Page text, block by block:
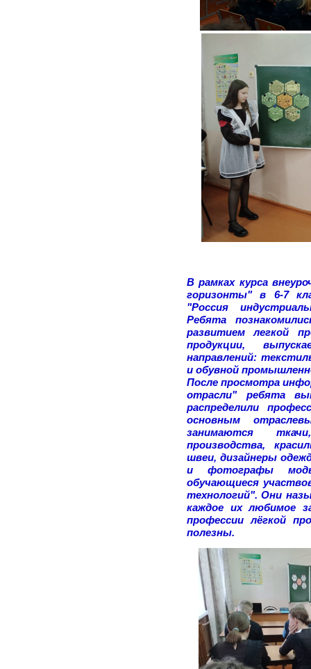
В рамках курса
горизонты" в 6-7
"Россия
Ребята
развитием легкой
продукции,
направлений:
и обувной
После просмотра
отрасли" ребята
распределили
основным
занимаются
производства,
швеи, дизайнеры
и фотографы
обучающиеся
технологий". Они
каждое их любимое
профессии лёгкой
полезны.